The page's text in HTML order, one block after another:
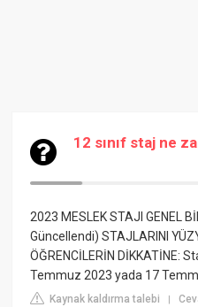
12 sınıf staj ne
2023 MESLEK STAJI GENEL
Güncellendi) STAJLARINI
ÖĞRENCİLERİN DİKKATİNE:
Temmuz 2023 yada 17
Kaynak kaldırma talebi |